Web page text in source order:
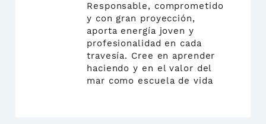
Responsable, comprometido
y con gran proyección,
aporta energía joven y
profesionalidad en cada
travesía. Cree en aprender
haciendo y en el valor del
mar como escuela de vida